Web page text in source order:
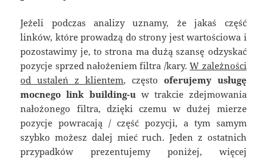
Jeżeli podczas analizy uznamy, że jakaś część
linków, które prowadzą do strony jest wartościowa i
pozostawimy je, to strona ma dużą szansę odzyskać
pozycje sprzed nałożeniem filtra /kary.W zależności
od ustaleń z klientem, często oferujemy usługę
mocnego link building-u w trakcie zdejmowania
nałożonego filtra, dzięki czemu w dużej mierze
pozycje powracają / część pozycji, a tym samym
szybko możesz dalej mieć ruch. Jeden z ostatnich
przypadków prezentujemy poniżej, więcej